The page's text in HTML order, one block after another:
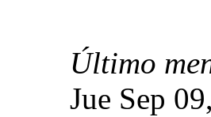
Último
Jue Sep